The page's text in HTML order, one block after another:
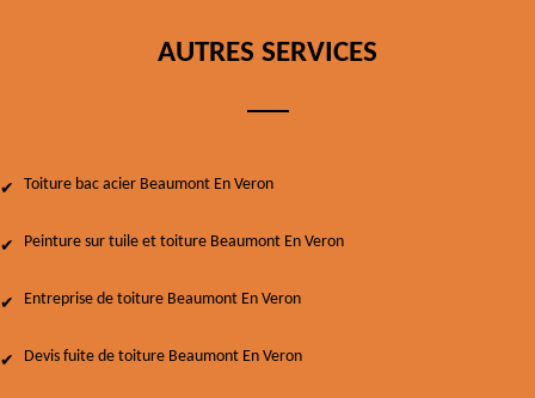
AUTRES SERVICES
Toiture bac acier Beaumont En Veron
Peinture sur tuile et toiture Beaumont En Veron
Entreprise de toiture Beaumont En Veron
Devis fuite de toiture Beaumont En Veron